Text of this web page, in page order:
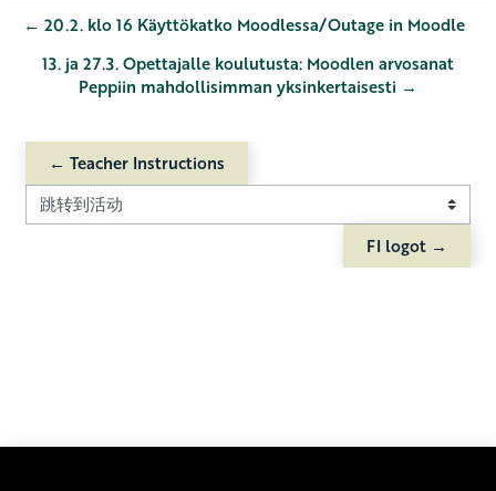
← 20.2. klo 16 Käyttökatko Moodlessa/Outage in Moodle
13. ja 27.3. Opettajalle koulutusta: Moodlen arvosanat
Peppiin mahdollisimman yksinkertaisesti →
← Teacher Instructions
跳转到活动
FI logot →